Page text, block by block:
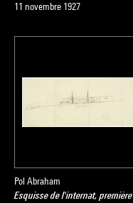
11 novembre 1927
Pol Abraham
Esquisse de l'internat, première